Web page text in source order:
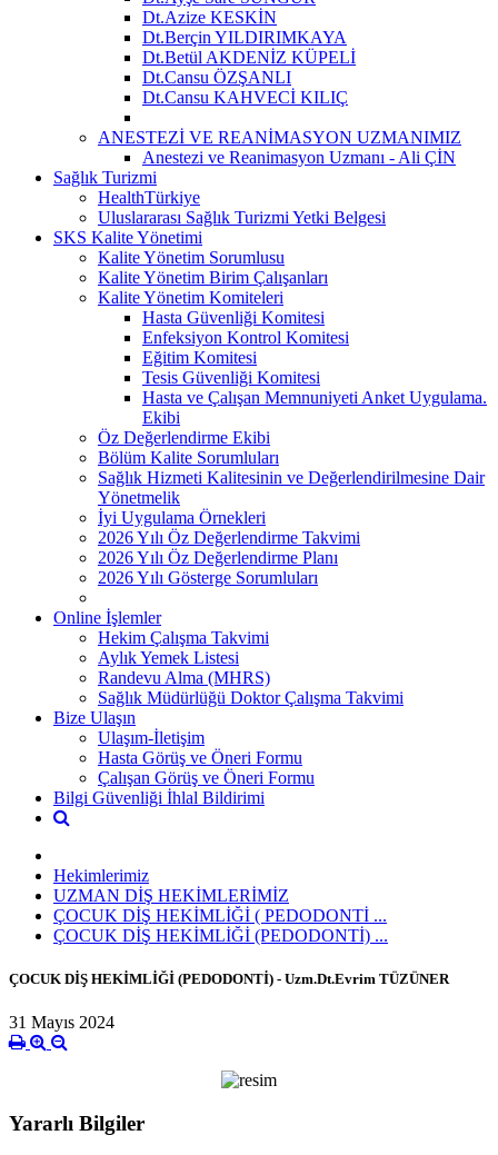
Dt.Azize KESKİN
Dt.Berçin YILDIRIMKAYA
Dt.Betül AKDENİZ KÜPELİ
Dt.Cansu ÖZŞANLI
Dt.Cansu KAHVECİ KILIÇ
ANESTEZİ VE REANİMASYON UZMANIMIZ
Anestezi ve Reanimasyon Uzmanı - Ali ÇİN
Sağlık Turizmi
HealthTürkiye
Uluslararası Sağlık Turizmi Yetki Belgesi
SKS Kalite Yönetimi
Kalite Yönetim Sorumlusu
Kalite Yönetim Birim Çalışanları
Kalite Yönetim Komiteleri
Hasta Güvenliği Komitesi
Enfeksiyon Kontrol Komitesi
Eğitim Komitesi
Tesis Güvenliği Komitesi
Hasta ve Çalışan Memnuniyeti Anket Uygulama.
Ekibi
Öz Değerlendirme Ekibi
Bölüm Kalite Sorumluları
Sağlık Hizmeti Kalitesinin ve Değerlendirilmesine Dair
Yönetmelik
İyi Uygulama Örnekleri
2026 Yılı Öz Değerlendirme Takvimi
2026 Yılı Öz Değerlendirme Planı
2026 Yılı Gösterge Sorumluları
Online İşlemler
Hekim Çalışma Takvimi
Aylık Yemek Listesi
Randevu Alma (MHRS)
Sağlık Müdürlüğü Doktor Çalışma Takvimi
Bize Ulaşın
Ulaşım-İletişim
Hasta Görüş ve Öneri Formu
Çalışan Görüş ve Öneri Formu
Bilgi Güvenliği İhlal Bildirimi
Hekimlerimiz
UZMAN DİŞ HEKİMLERİMİZ
ÇOCUK DİŞ HEKİMLİĞİ ( PEDODONTİ ...
ÇOCUK DİŞ HEKİMLİĞİ (PEDODONTİ) ...
ÇOCUK DİŞ HEKİMLİĞİ (PEDODONTİ) - Uzm.Dt.Evrim TÜZÜNER
31 Mayıs 2024
Yararlı Bilgiler